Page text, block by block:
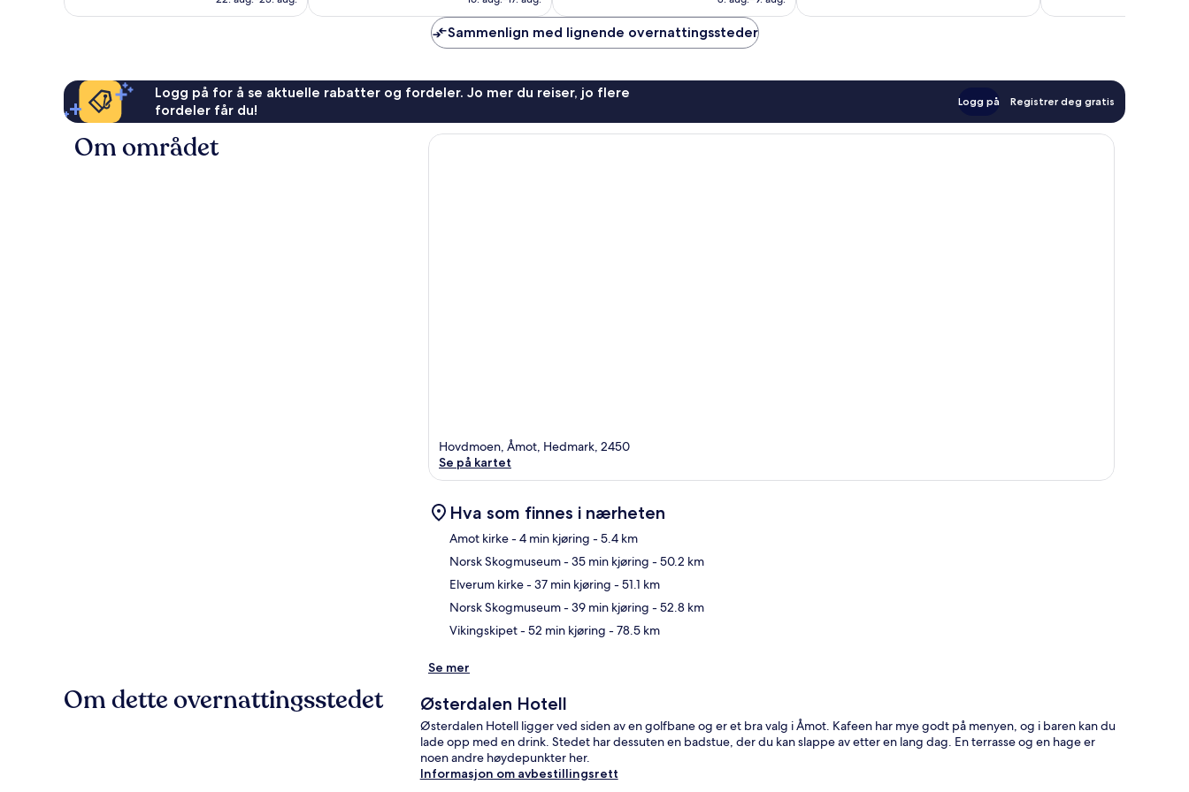
Sammenlign med lignende overnattingssteder
Logg på for å se aktuelle rabatter og fordeler. Jo mer du reiser, jo flere
fordeler får du!
Logg på Registrer deg gratis
Om området
Hovdmoen, Åmot, Hedmark, 2450
Se på kartet
Hva som finnes i nærheten
Amot kirke- 4 min kjøring - 5.4 km
Norsk Skogmuseum- 35 min kjøring - 50.2 km
Elverum kirke- 37 min kjøring - 51.1 km
Norsk Skogmuseum- 39 min kjøring - 52.8 km
Vikingskipet- 52 min kjøring - 78.5 km
Se mer
Om dette overnattingsstedet Østerdalen Hotell
Østerdalen Hotell ligger ved siden av en golfbane og er et bra valg i Åmot. Kafeen har mye godt på menyen, og i baren kan du
lade opp med en drink. Stedet har dessuten en badstue, der du kan slappe av etter en lang dag. En terrasse og en hage er
noen andre høydepunkter her.
Informasjon om avbestillingsrett